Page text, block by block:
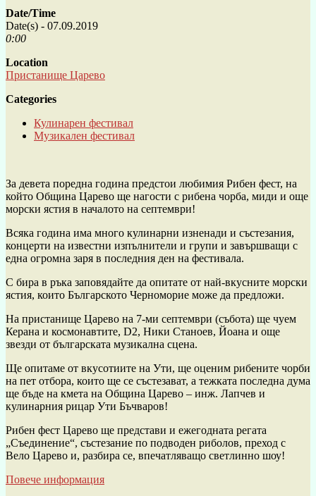
Date/Time
Date(s) - 07.09.2019
0:00
Location
Пристанище Царево
Categories
Кулинарен фестивал
Музикален фестивал
За девета поредна година предстои любимия Рибен фест, на
който Община Царево ще нагости с рибена чорба, миди и още
морски ястия в началото на септември!
Всяка година има много кулинарни изненади и състезания,
концерти на известни изпълнители и групи и завършващи с
една огромна заря в последния ден на фестивала.
С бира в ръка заповядайте да опитате от най-вкусните морски
ястия, които Българското Черноморие може да предложи.
На пристанище Царево на 7-ми септември (събота) ще чуем
Керана и космонавтите, D2, Ники Станоев, Йоана и още
звезди от българската музикална сцена.
Ще опитаме от вкусотиите на Ути, ще оценим рибените чорби
на пет отбора, които ще се състезават, а тежката последна дума
ще бъде на кмета на Община Царево – инж. Лапчев и
кулинарния рицар Ути Бъчваров!
Рибен фест Царево ще представи и ежегодната регата
„Съединение“, състезание по подводен риболов, преход с
Вело Царево и, разбира се, впечатляващо светлинно шоу!
Повече информация